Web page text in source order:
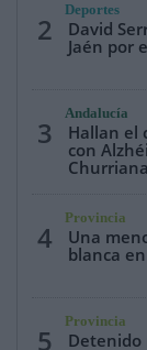
2
Deportes
David
Jaén por
3
Andalucía
Hallan el
con
4
Provincia
Una
blanca
5
Provincia
Detenido